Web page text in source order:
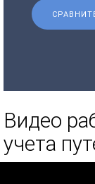
Видео
учета